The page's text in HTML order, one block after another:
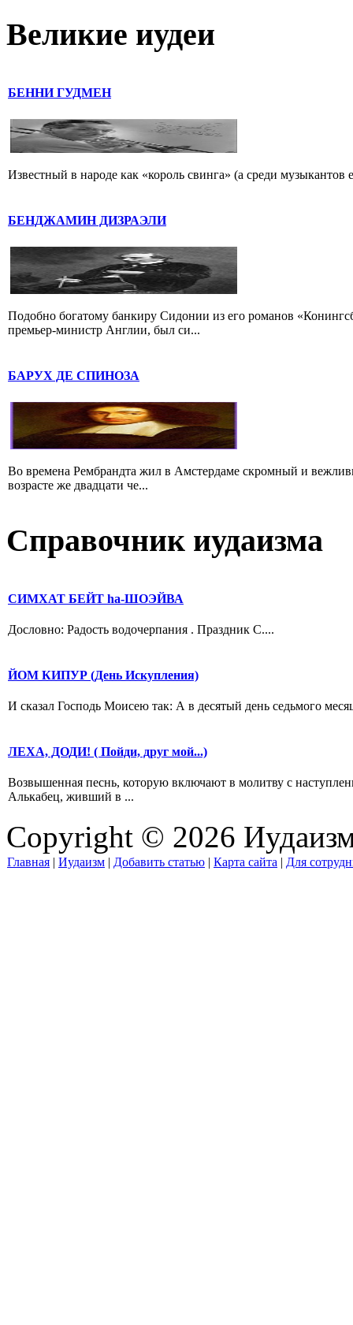
Великие иудеи
БЕННИ ГУДМЕН
Известный в народе как «король свинга» (а среди
БЕНДЖАМИН ДИЗРАЭЛИ
Подобно богатому банкиру Сидонии из его романов
премьер-министр Англии, был си...
БАРУХ ДЕ СПИНОЗА
Во времена Рембрандта жил в Амстердаме скромный и
возрасте же двадцати че...
Справочник иудаизма
СИМХАТ БЕЙТ hа-ШОЭЙВА
Дословно: Радость водочерпания . Праздник С....
ЙОМ КИПУР (День Искупления)
И сказал Господь Моисею так: А в десятый день седьмого
ЛЕХА, ДОДИ! ( Пойди, друг мой...)
Возвышенная песнь, которую включают в молитву с
Алькабец, живший в ...
Copyright © 2026
Главная | Иудаизм | Добавить статью | Карта сайта | Для